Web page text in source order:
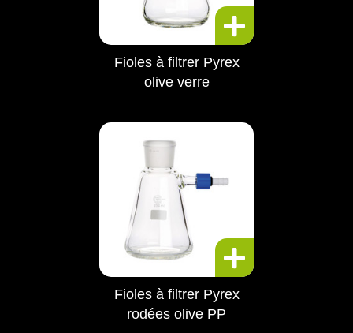
Fioles à filtrer Pyrex
olive verre
Fioles à filtrer Pyrex
rodées olive PP